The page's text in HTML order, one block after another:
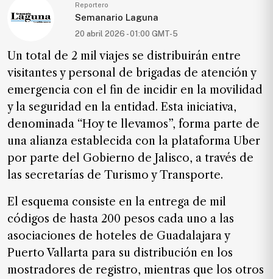
Entretenimiento
Real
Estate
Gente
PARA
SUSCRIPTORES
Edición
digital
Nosotros
Contáctanos
Anúnciate
Reportero
Semanario Laguna
20 abril 2026 - 01:00 GMT-5
Un total de 2 mil viajes se distribuirán entre
visitantes y personal de brigadas de atención y
emergencia con el fin de incidir en la movilidad
y la seguridad en la entidad. Esta iniciativa,
denominada “Hoy te llevamos”, forma parte de
una alianza establecida con la plataforma Uber
por parte del Gobierno de Jalisco, a través de
las secretarías de Turismo y Transporte.
El esquema consiste en la entrega de mil
códigos de hasta 200 pesos cada uno a las
asociaciones de hoteles de Guadalajara y
Puerto Vallarta para su distribución en los
mostradores de registro, mientras que los otros